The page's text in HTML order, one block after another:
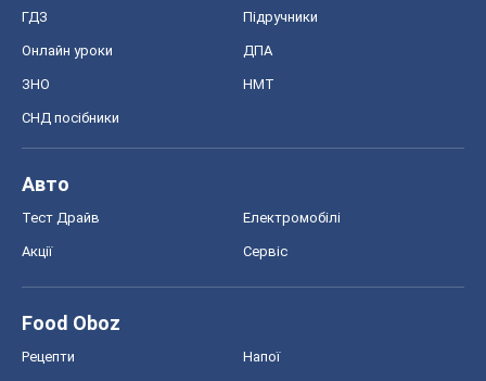
ГДЗ Підручники
Онлайн уроки ДПА
ЗНО НМТ
СНД посібники
Авто
Тест Драйв Електромобілі
Акції Сервіс
Food Oboz
Рецепти Напої